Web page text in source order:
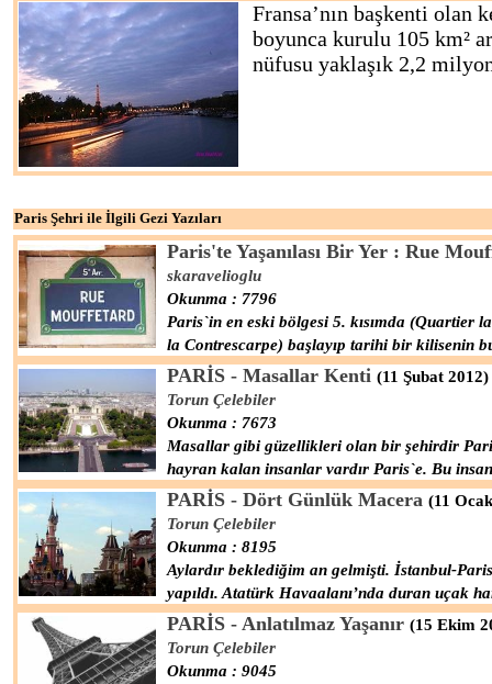
Fransa’nın başkenti olan
boyunca kurulu 105 km²
nüfusu yaklaşık 2,2
Paris Şehri ile İlgili Gezi Yazıları
Paris'te Yaşanılası Bir Yer : Rue
skaravelioglu
Okunma : 7796
Paris`in en eski bölgesi 5. kısımda (Quartier
la Contrescarpe) başlayıp tarihi bir kilisenin
PARİS - Masallar Kenti (11 Şubat 2012)
Torun Çelebiler
Okunma : 7673
Masallar gibi güzellikleri olan bir şehirdir
hayran kalan insanlar vardır Paris`e. Bu
PARİS - Dört Günlük Macera (11
Torun Çelebiler
Okunma : 8195
Aylardır beklediğim an gelmişti. İstanbul-Paris
yapıldı. Atatürk Havaalanı’nda duran uçak
PARİS - Anlatılmaz Yaşanır (15 Ekim
Torun Çelebiler
Okunma : 9045